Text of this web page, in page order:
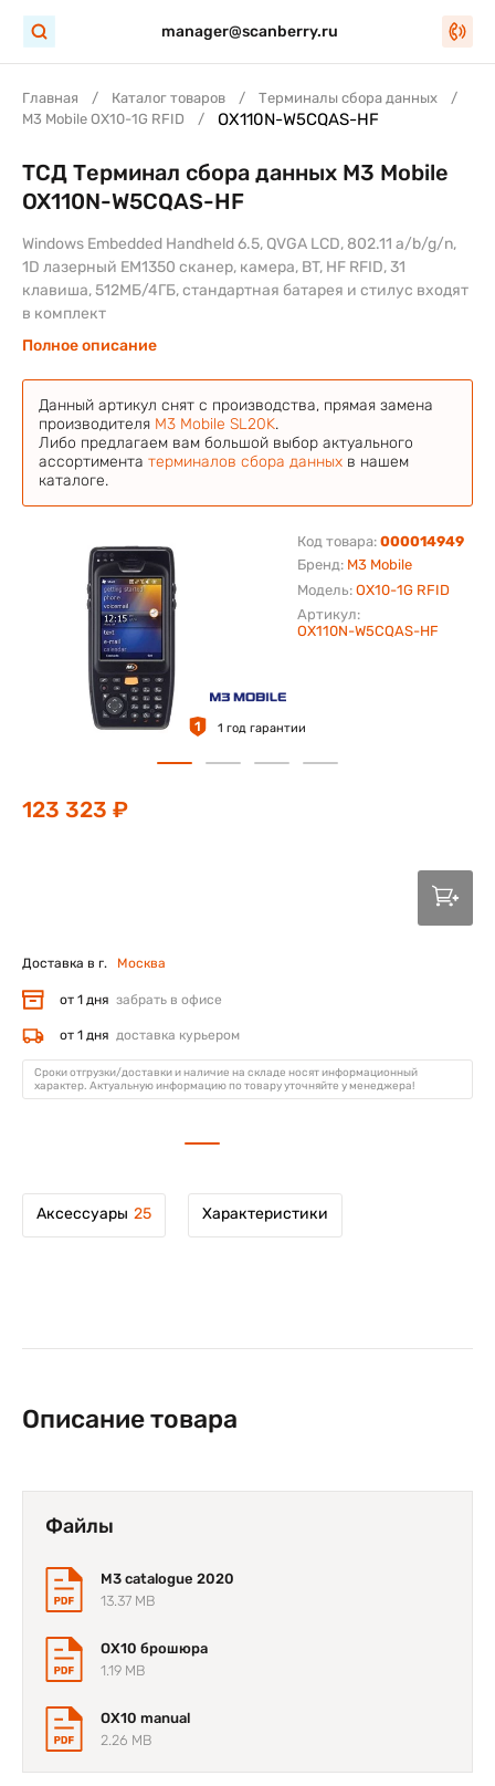
manager@scanberry.ru
Главная Каталог товаров
Терминалы сбора данных
M3 Mobile OX10-1G RFID
OX110N-W5CQAS-HF
Бренд: M3 Mobile
Модель: OX10-1G RFID
Код товара: 000014949
Артикул:
OX110N-W5CQAS-HF
ТСД Терминал сбора данных M3 Mobile
OX110N-W5CQAS-HF
Windows Embedded Handheld 6.5, QVGA LCD, 802.11 a/b/g/n,
1D лазерный EM1350 сканер, камера, BT, HF RFID, 31
клавиша, 512МБ/4ГБ, стандартная батарея и стилус входят
в комплект
Полное описание
Данный артикул снят с производства, прямая замена
производителя M3 Mobile SL20K.
Либо предлагаем вам большой выбор актуального
ассортимента терминалов сбора данных в нашем
каталоге.
1 1 год гарантии
123 323 ₽
Доставка в г. Москва
от 1 дня забрать в офисе
от 1 дня доставка курьером
Сроки отгрузки/доставки и наличие на складе носят информационный
характер. Актуальную информацию по товару уточняйте у менеджера!
Аксессуары 25 Характеристики
Описание товара
Файлы
M3 catalogue 2020
13.37 MB
OX10 брошюра
1.19 MB
OX10 manual
2.26 MB